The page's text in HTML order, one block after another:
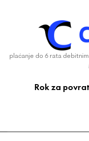
plaćanje do 6 rata
Rok za